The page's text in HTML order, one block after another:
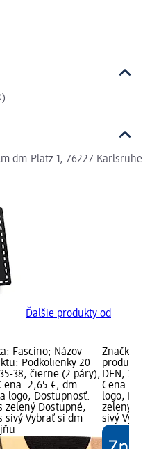
dm-Platz 1, 76227 Karlsruhe
Ďalšie produkty od
Fascino; Názov
Podkolienky 20
38, čierne (2 páry),
2,65 €; dm
logo; Dostupnosť:
zelený Dostupné,
sivý Vybrať si dm
Značka:
DEN,
Cena:
logo;
zelený
sivý